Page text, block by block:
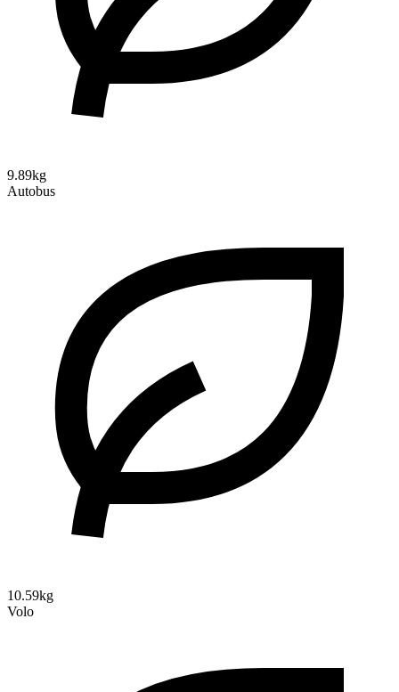
9.89kg
Autobus
10.59kg
Volo